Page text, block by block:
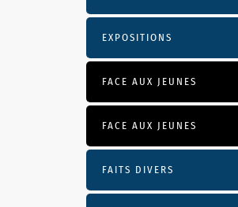
EXPOSITIONS
FACE AUX JEUNES
FACE AUX JEUNES
FAITS DIVERS